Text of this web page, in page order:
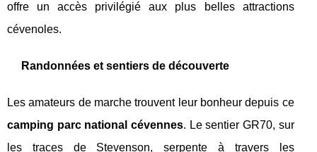
offre un accès privilégié aux plus belles attractions
cévenoles.
Randonnées et sentiers de découverte
Les amateurs de marche trouvent leur bonheur depuis ce
camping parc national cévennes. Le sentier GR70, sur
les traces de Stevenson, serpente à travers les